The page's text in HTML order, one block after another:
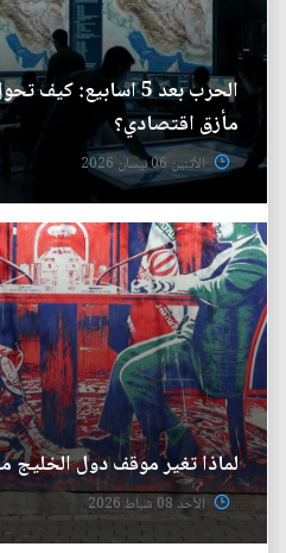
الحرب بعد 5 اسابيع:
مأزق اقتصادي؟
الأثنين 06 نيسان 2026
لماذا تغير موقف دول
الأحد 08 شباط 2026